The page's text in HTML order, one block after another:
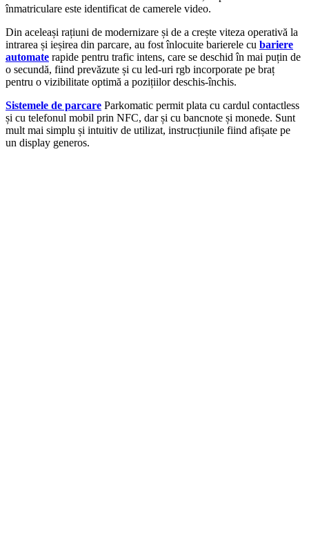
înmatriculare este identificat de camerele video.
Din aceleași rațiuni de modernizare și de a crește viteza operativă la
intrarea și ieșirea din parcare, au fost înlocuite barierele cu bariere
automate rapide pentru trafic intens, care se deschid în mai puțin de
o secundă, fiind prevăzute și cu led-uri rgb incorporate pe braț
pentru o vizibilitate optimă a pozițiilor deschis-închis.
Sistemele de parcare Parkomatic permit plata cu cardul contactless
și cu telefonul mobil prin NFC, dar și cu bancnote și monede. Sunt
mult mai simplu și intuitiv de utilizat, instrucțiunile fiind afișate pe
un display generos.